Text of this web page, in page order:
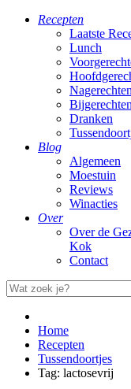
Recepten
Laatste
Lunch
Nagerechten
Bijgerechten
Dranken
Blog
Algemeen
Moestuin
Reviews
Winacties
Over
Over de
Kok
Contact
Home
Recepten
Tussendoortjes
Tag: lactosevrij